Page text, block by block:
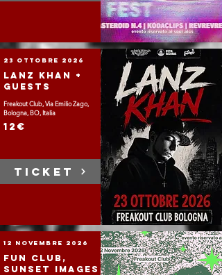
23 ottobre 2026
Lanz Khan +
Guests
Freakout Club, Via Emilio Zago,
Bologna, BO, Italia
12€
TICKET
12 novembre 2026
Fun Club,
Sunset Images